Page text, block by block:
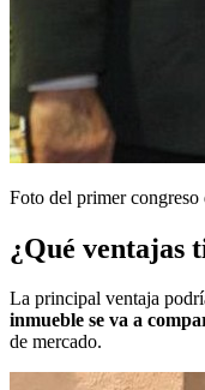
Foto del primer
¿Qué ventajas
La principal ventaja
inmueble se va a
de mercado.